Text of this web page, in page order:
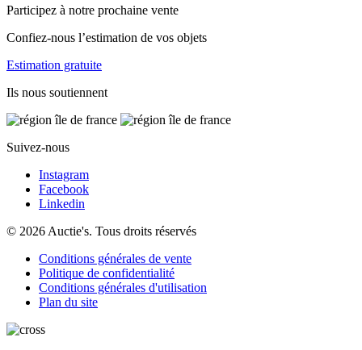
Participez à notre prochaine vente
Confiez-nous l’estimation de vos objets
Estimation gratuite
Ils nous soutiennent
Suivez-nous
Instagram
Facebook
Linkedin
© 2026 Auctie's. Tous droits réservés
Conditions générales de vente
Politique de confidentialité
Conditions générales d'utilisation
Plan du site